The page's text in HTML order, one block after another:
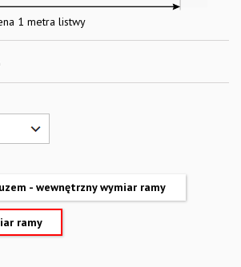
1 metra listwy
- wewnętrzny wymiar ramy
ramy